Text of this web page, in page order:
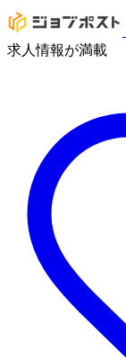
求人情報が満載